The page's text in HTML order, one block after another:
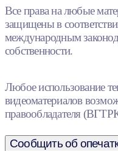
Все права на любые
защищены в
международным
собственности.
Любое использование
видеоматериалов
правообладателя
Сообщить об